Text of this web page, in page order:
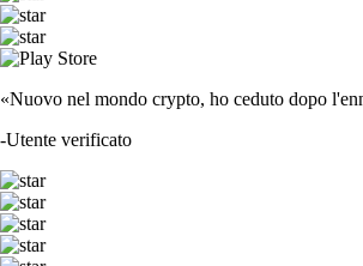
«Nuovo nel mondo crypto, ho ceduto dopo
-Utente verificato